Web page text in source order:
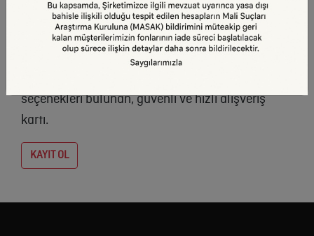
ininal Kart ile Tanışın
Her yerde geçerli, yüklediğiniz kadar harcadığınız,
seçenekleri bulunan, güvenli ve hızlı alışveriş
kartı.
KAYIT OL